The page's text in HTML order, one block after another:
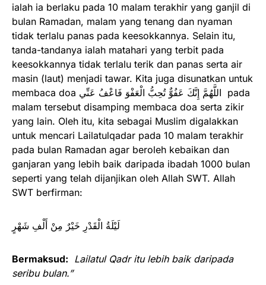
ialah ia berlaku pada 10 malam terakhir yang ganjil di
bulan Ramadan, malam yang tenang dan nyaman
tidak terlalu panas pada keesokkannya. Selain itu,
tanda-tandanya ialah matahari yang terbit pada
keesokkannya tidak terlalu terik dan panas serta air
masin (laut) menjadi tawar. Kita juga disunatkan untuk
membaca doa ‌اللَّهُمَّ ‌إِنَّكَ ‌عَفُوٌّ ‌تُحِبُّ ‌الْعَفْوَ ‌فَاعْفُ ‌عَنِّي pada
malam tersebut disamping membaca doa serta zikir
yang lain. Oleh itu, kita sebagai Muslim digalakkan
untuk mencari Lailatulqadar pada 10 malam terakhir
pada bulan Ramadan agar beroleh kebaikan dan
ganjaran yang lebih baik daripada ibadah 1000 bulan
seperti yang telah dijanjikan oleh Allah SWT. Allah
SWT berfirman:
لَيْلَةُ الْقَدْرِ خَيْرٌ مِنْ أَلْفِ شَهْرٍ
Bermaksud: Lailatul Qadr itu lebih baik daripada
seribu bulan.”